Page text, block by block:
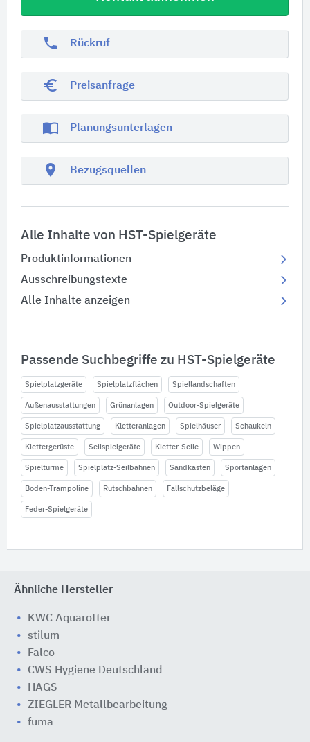
phone Rückruf
euro_symbol Preisanfrage
import_contacts Planungsunterlagen
location_on Bezugsquellen
Alle Inhalte von HST-Spielgeräte
Produktinformationen
Ausschreibungstexte
Alle Inhalte anzeigen
Passende Suchbegriffe zu HST-Spielgeräte
Spielplatzgeräte Spielplatzflächen Spiellandschaften
Außenausstattungen Grünanlagen Outdoor-Spielgeräte
Spielplatzausstattung Kletteranlagen Spielhäuser Schaukeln
Klettergerüste Seilspielgeräte Kletter-Seile Wippen
Spieltürme Spielplatz-Seilbahnen Sandkästen Sportanlagen
Boden-Trampoline Rutschbahnen Fallschutzbeläge
Feder-Spielgeräte
Ähnliche Hersteller
KWC Aquarotter
stilum
Falco
CWS Hygiene Deutschland
HAGS
ZIEGLER Metallbearbeitung
fuma